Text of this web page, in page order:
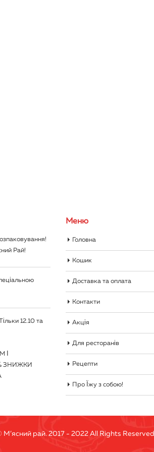
Рай!
12.10 та
ЗНИЖКИ
Меню
Головна
Кошик
Доставка та оплата
Контакти
Акція
Для ресторанів
Рецепти
Про Їжу з собою!
рай. 2017 - 2022 All Rights Reserved